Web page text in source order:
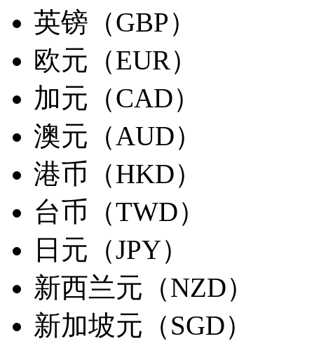
英镑（GBP）
欧元（EUR）
加元（CAD）
澳元（AUD）
港币（HKD）
台币（TWD）
日元（JPY）
新西兰元（NZD）
新加坡元（SGD）